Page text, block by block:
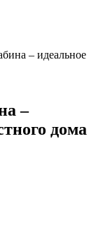
– идеальное
–
дома